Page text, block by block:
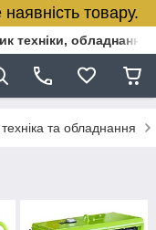
товару.
техніки, обладнання
та обладнання